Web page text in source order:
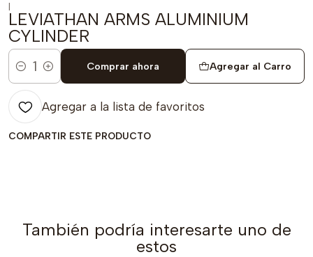
|
LEVIATHAN ARMS ALUMINIUM
CYLINDER
Cantidad
Agregar al Carro
Comprar ahora
Agregar a la lista de favoritos
COMPARTIR ESTE PRODUCTO
También podría interesarte uno de
estos